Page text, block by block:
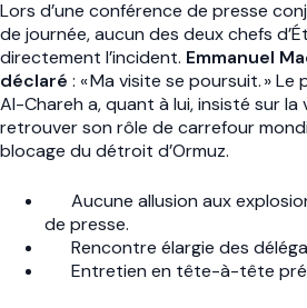
Lors d’une conférence de presse
de journée, aucun des deux chefs
directement l’incident. Emmanuel
déclaré : « Ma visite se poursuit. »
Al-Chareh a, quant à lui, insisté sur
retrouver son rôle de carrefour
blocage du détroit d’Ormuz.
Aucune allusion aux
de presse.
Rencontre élargie des
Entretien en tête-à-tête